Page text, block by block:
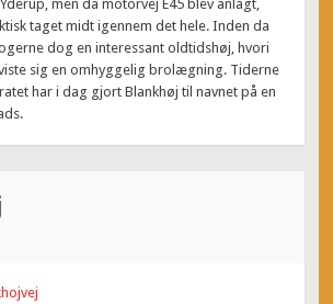
men da motorvej E45 blev anlagt,
taget midt igennem det hele. Inden da
dog en interessant oldtidshøj, hvori
sig en omhyggelig brolægning. Tiderne
har i dag gjort Blankhøj til navnet på en